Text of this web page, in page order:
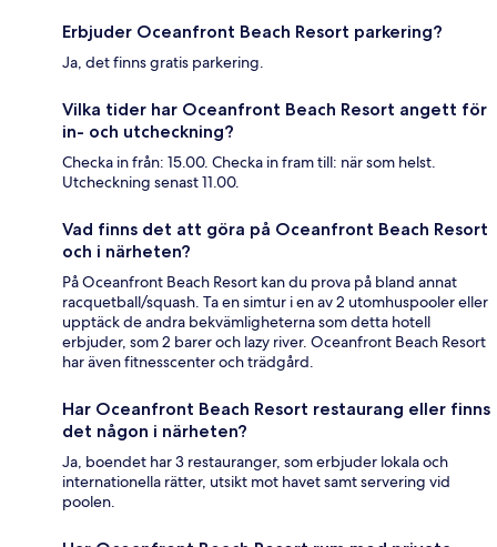
Erbjuder Oceanfront Beach Resort parkering?
Ja, det finns gratis parkering.
Vilka tider har Oceanfront Beach Resort angett för
in- och utcheckning?
Checka in från: 15.00. Checka in fram till: när som helst.
Utcheckning senast 11.00.
Vad finns det att göra på Oceanfront Beach Resort
och i närheten?
På Oceanfront Beach Resort kan du prova på bland annat
racquetball/squash. Ta en simtur i en av 2 utomhuspooler eller
upptäck de andra bekvämligheterna som detta hotell
erbjuder, som 2 barer och lazy river. Oceanfront Beach Resort
har även fitnesscenter och trädgård.
Har Oceanfront Beach Resort restaurang eller finns
det någon i närheten?
Ja, boendet har 3 restauranger, som erbjuder lokala och
internationella rätter, utsikt mot havet samt servering vid
poolen.